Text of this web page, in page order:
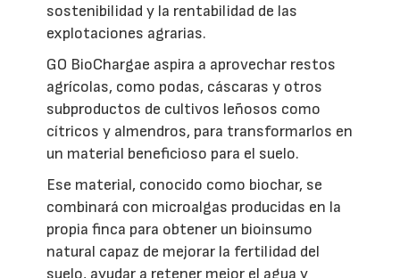
sostenibilidad y la rentabilidad de las
explotaciones agrarias.
GO BioChargae aspira a aprovechar restos
agrícolas, como podas, cáscaras y otros
subproductos de cultivos leñosos como
cítricos y almendros, para transformarlos en
un material beneficioso para el suelo.
Ese material, conocido como biochar, se
combinará con microalgas producidas en la
propia finca para obtener un bioinsumo
natural capaz de mejorar la fertilidad del